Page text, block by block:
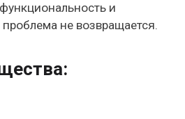
и
не возвращается.